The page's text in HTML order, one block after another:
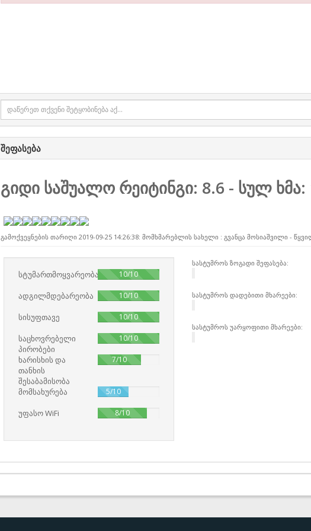
შეფასება
გიდი საშუალო რეიტინგი: 8.6 - სულ ხმა:
გამოქვეყნების თარიღი 2019-09-25 14:26:38: მომხმარებლის სახელი : გვანცა მოსიაშვილი -
სტუმართმოყვარეობა 10/10100%
ადგილმდებარეობა 10/10100%
სისუფთავე 10/10100%
საცხოვრებელი
პირობები
10/10100%
ხარისხის და
თანხის
შესაბამისობა
7/1070%
მომსახურება 5/1050%
უფასო WiFi 8/1080%
სასტუმროს ზოგადი შეფასება:
სასტუმროს დადებითი მხარეები:
სასტუმროს უარყოფითი მხარეები: